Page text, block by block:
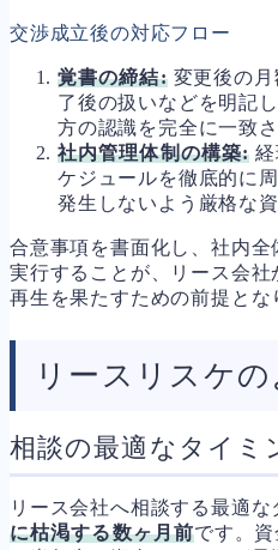
交渉成立後の対応フロー
覚書の締結:変更後の月
了後の扱いなどを明記
方の認識を完全に一致さ
社内管理体制の構築:
ケジュールを徹底的に
発生しないよう厳格な
合意事項を書面化し、社内
実行することが、リース会
再生を果たすための前提とな
リースリスケ
相談の最適なタイミ
リース会社へ相談する最適な
に枯渇する数ヶ月前です。